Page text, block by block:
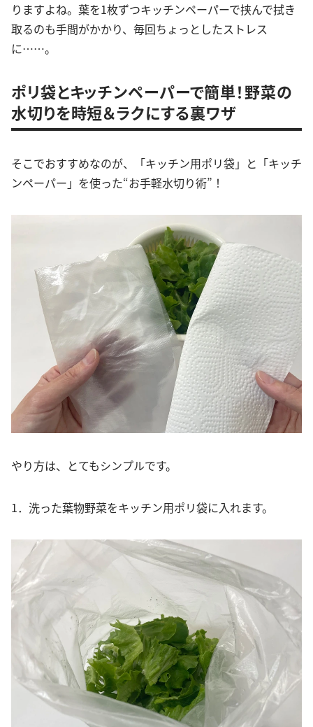
りますよね。葉を1枚ずつキッチンペーパーで挟んで拭き
取るのも手間がかかり、毎回ちょっとしたストレス
に……。
ポリ袋とキッチンペーパーで簡単！野菜の
水切りを時短＆ラクにする裏ワザ
そこでおすすめなのが、「キッチン用ポリ袋」と「キッチ
ンペーパー」を使った“お手軽水切り術”！
やり方は、とてもシンプルです。
1．洗った葉物野菜をキッチン用ポリ袋に入れます。